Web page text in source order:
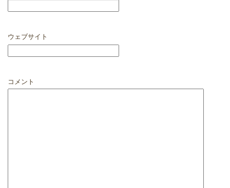
ウェブサイト
コメント